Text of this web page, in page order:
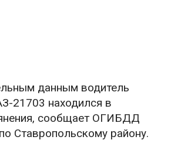
данным водитель
21703 находился в
сообщает ОГИБДД
Ставропольскому району.